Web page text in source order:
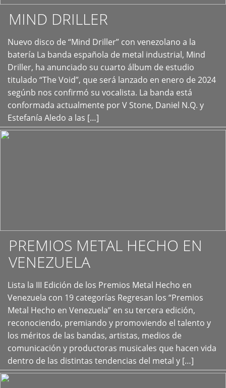
MIND DRILLER
Nuevo disco de “Mind Driller” con venezolano a la
batería La banda española de metal industrial, Mind
Driller, ha anunciado su cuarto álbum de estudio
titulado “The Void”, que será lanzado en enero de 2024
segúnb nos confirmó su vocalista. La banda está
conformada actualmente por V Stone, Daniel N.Q. y
Estefanía Aledo a las […]
+
PREMIOS METAL HECHO EN
VENEZUELA
Lista la III Edición de los Premios Metal Hecho en
Venezuela con 19 categorías Regresan los “Premios
Metal Hecho en Venezuela” en su tercera edición,
reconociendo, premiando y promoviendo el talento y
los méritos de las bandas, artistas, medios de
comunicación y productoras musicales que hacen vida
dentro de las distintas tendencias del metal y […]
+